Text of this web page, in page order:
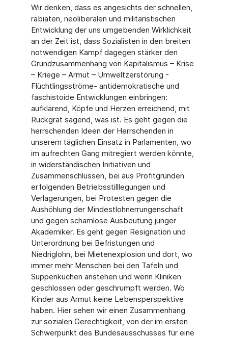
Wir denken, dass es angesichts der schnellen,
rabiaten, neoliberalen und militaristischen
Entwicklung der uns umgebenden Wirklichkeit
an der Zeit ist, dass Sozialisten in den breiten
notwendigen Kampf dagegen stärker den
Grundzusammenhang von Kapitalismus – Krise
– Kriege – Armut – Umweltzerstörung -
Flüchtlingsströme- antidemokratische und
faschistoide Entwicklungen einbringen:
aufklärend, Köpfe und Herzen erreichend, mit
Rückgrat sagend, was ist. Es geht gegen die
herrschenden Ideen der Herrschenden in
unserem täglichen Einsatz in Parlamenten, wo
im aufrechten Gang mitregiert werden könnte,
in widerständischen Initiativen und
Zusammenschlüssen, bei aus Profitgründen
erfolgenden Betriebsstilllegungen und
Verlagerungen, bei Protesten gegen die
Aushöhlung der Mindestlohnerrungenschaft
und gegen schamlose Ausbeutung junger
Akademiker. Es geht gegen Resignation und
Unterordnung bei Befristungen und
Niedriglohn, bei Mietenexplosion und dort, wo
immer mehr Menschen bei den Tafeln und
Suppenküchen anstehen und wenn Kliniken
geschlossen oder geschrumpft werden. Wo
Kinder aus Armut keine Lebensperspektive
haben. Hier sehen wir einen Zusammenhang
zur sozialen Gerechtigkeit, von der im ersten
Schwerpunkt des Bundesausschusses für eine